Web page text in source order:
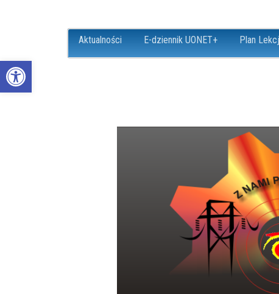
Open toolbar
Aktualności E-dziennik UONET+ Plan